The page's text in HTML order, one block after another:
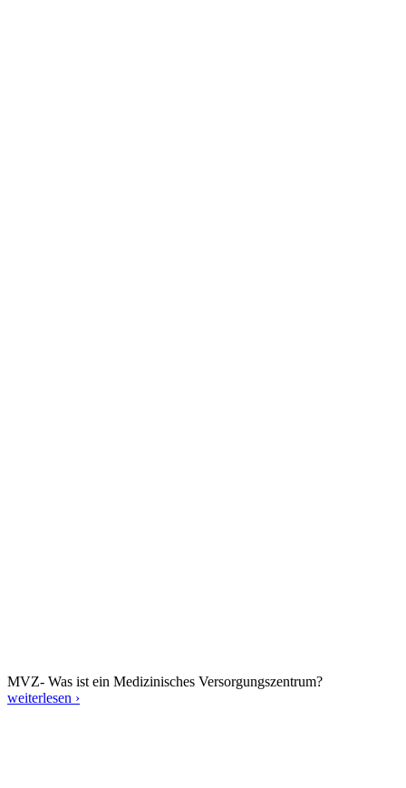
MVZ- Was ist ein Medizinisches Versorgungszentrum?
weiterlesen ›